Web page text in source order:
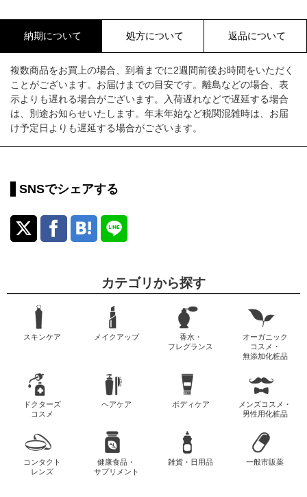
納期について 処方について 返品について
複数商品をお買上の場合、到着までに2週間前後お時間をいただく
ことがございます。お届けまでの目安です。離島などの場合、表
示よりも遅れる場合がございます。入荷遅れなどで遅延する場合
は、別途お知らせいたします。年末年始など税関混雑時は、お届
け予定日よりも遅延する場合がございます。
SNSでシェアする
カテゴリから探す
スキンケア メイクアップ
香水・
フレグランス
オーガニック
コスメ・
無添加化粧品
ドクターズ
コスメ
ヘアケア ボディケア
メンズコスメ・
男性用化粧品
コンタクト
レンズ
健康食品・
サプリメント
雑貨・日用品 一般市販薬